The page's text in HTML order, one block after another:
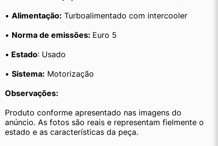
• Alimentação: Turboalimentado com intercooler
• Norma de emissões: Euro 5
• Estado: Usado
• Sistema: Motorização
Observações:
Produto conforme apresentado nas imagens do
anúncio. As fotos são reais e representam fielmente o
estado e as características da peça.